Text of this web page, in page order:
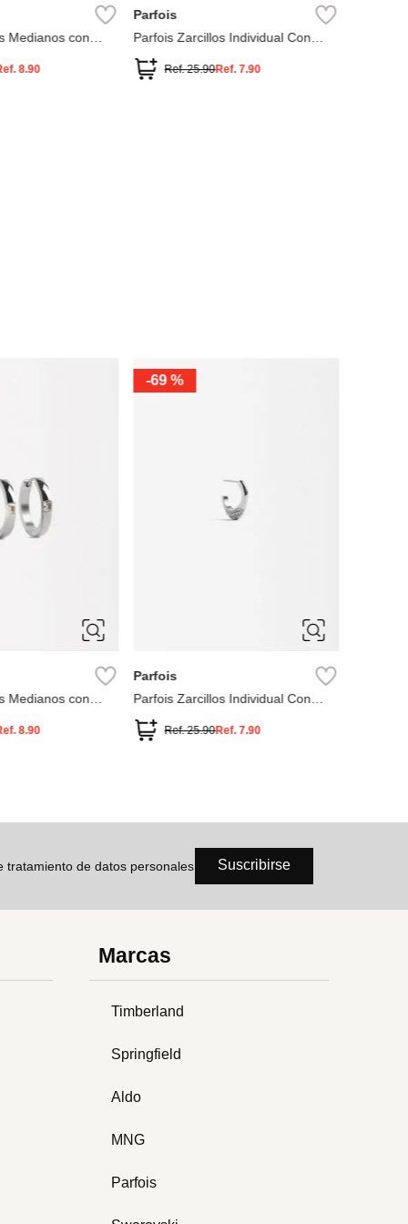
Medianos con
8.90
Parfois
Parfois Zarcillos Individual Con
Ref.25.90Ref.7.90
Medianos con
8.90
-69 %
Parfois
Parfois Zarcillos Individual Con
Ref.25.90Ref.7.90
tratamiento de datos personales Suscribirse
Marcas
Timberland
Springfield
Aldo
MNG
Parfois